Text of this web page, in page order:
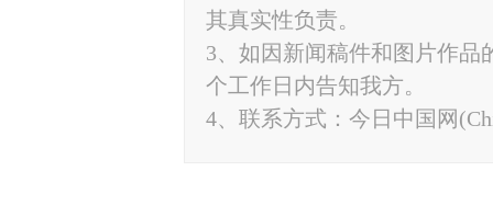
其真实性负责。
3、如因新闻稿件和图片作品
个工作日内告知我方。
4、联系方式：今日中国网